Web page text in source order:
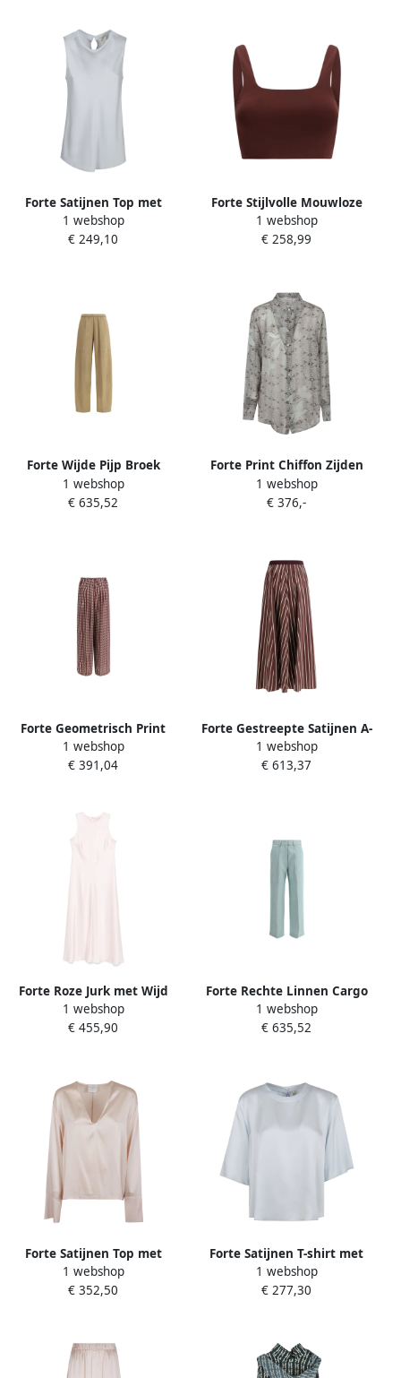
Forte Satijnen Top met
Envers Stijl Blue Dames
1 webshop
€ 249,10
Forte Stijlvolle Mouwloze
Top met Vierkante Halslijn
Brown Dames
1 webshop
€ 258,99
Forte Wijde Pijp Broek
Relaxte Pasvorm Beige
Dames
1 webshop
€ 635,52
Forte Print Chiffon Zijden
Lily Shirt Gray Dames
1 webshop
€ 376,-
Forte Geometrisch Print
Wijde Pijp Broek Brown
Dames
1 webshop
€ 391,04
Forte Gestreepte Satijnen A-
Lijn Midi Rok Red Dames
1 webshop
€ 613,37
Forte Roze Jurk met Wijd
Uitlopende Zoom Pink
Dames
1 webshop
€ 455,90
Forte Rechte Linnen Cargo
Broek Green Dames
1 webshop
€ 635,52
Forte Satijnen Top met
Lange Mouwen Pink Dames
1 webshop
€ 352,50
Forte Satijnen T-shirt met
Envers Stijl Blue Dames
1 webshop
€ 277,30